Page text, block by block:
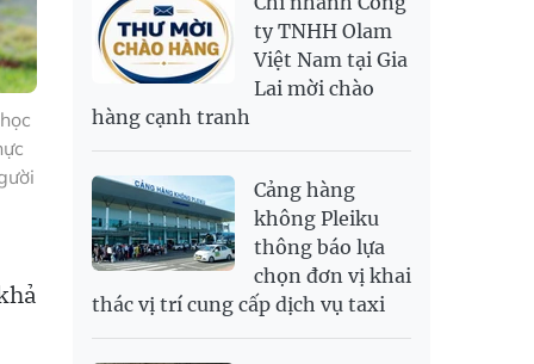
RUB
307.79
340.71
SAR
6,944.19
7,243.07
2,709.1
2,823.98
SGD
USD
26,010 26,040 26,420
ty TNHH Olam
Việt Nam tại Gia
Lai mời chào
hàng cạnh tranh
Cảng hàng
không Pleiku
thông báo lựa
chọn đơn vị khai
thác vị trí cung cấp dịch vụ taxi